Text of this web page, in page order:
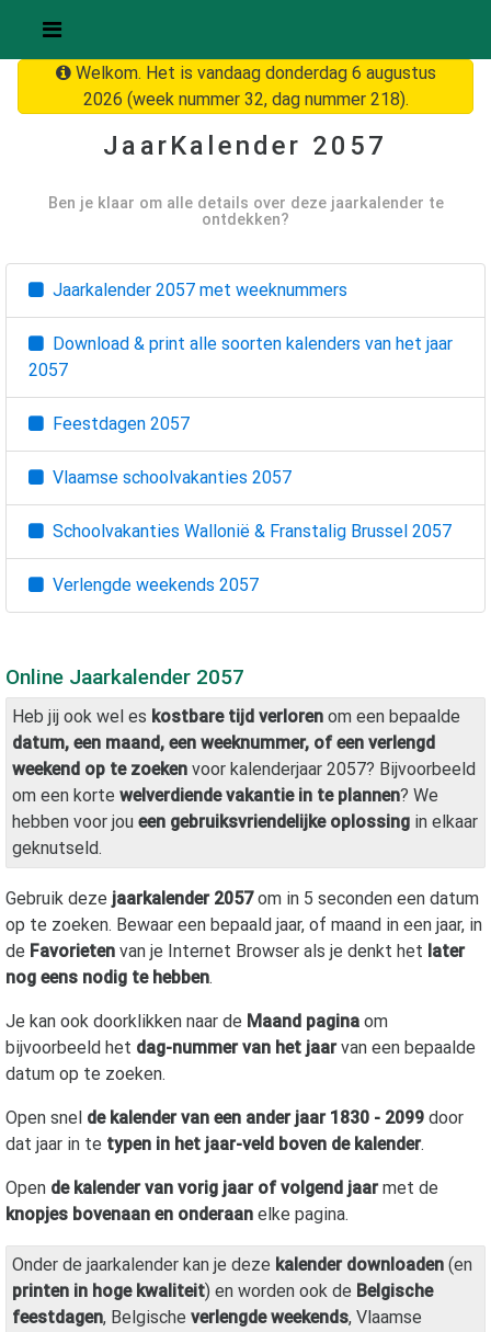
Welkom. Het is vandaag donderdag 6 augustus
2026 (week nummer 32, dag nummer 218).
JaarKalender 2057
Ben je klaar om alle details over deze jaarkalender te
ontdekken?
Jaarkalender 2057 met weeknummers
Download & print alle soorten kalenders van het jaar
2057
Feestdagen 2057
Vlaamse schoolvakanties 2057
Schoolvakanties Wallonië & Franstalig Brussel 2057
Verlengde weekends 2057
Online Jaarkalender 2057
Heb jij ook wel es kostbare tijd verloren om een bepaalde
datum, een maand, een weeknummer, of een verlengd
weekend op te zoeken voor kalenderjaar 2057? Bijvoorbeeld
om een korte welverdiende vakantie in te plannen? We
hebben voor jou een gebruiksvriendelijke oplossing in elkaar
geknutseld.
Gebruik deze jaarkalender 2057om in 5 seconden een datum
op te zoeken. Bewaar een bepaald jaar, of maand in een jaar, in
de Favorieten van je Internet Browser als je denkt het later
nog eens nodig te hebben.
Je kan ook doorklikken naar de Maand pagina om
bijvoorbeeld het dag-nummer van het jaarvan een bepaalde
datum op te zoeken.
Open snel de kalender van een ander jaar 1830 - 2099 door
dat jaar in te typen in het jaar-veld boven de kalender.
Open de kalender van vorig jaar of volgend jaarmet de
knopjes bovenaan en onderaan elke pagina.
Onder de jaarkalender kan je deze kalender downloaden (en
printen in hoge kwaliteit) en worden ook de Belgische
feestdagen, Belgische verlengde weekends, Vlaamse